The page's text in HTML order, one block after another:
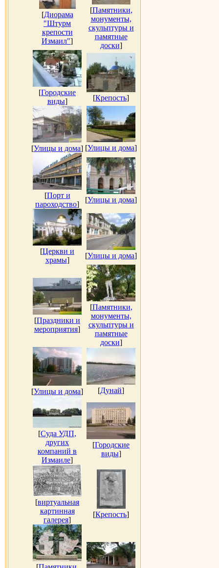
[Диорама
"Штурм
крепости
Измаил"]
[Памятники,
монументы,
скульптуры и
памятные
доски]
[Городские
виды] [Крепость]
[Улицы и дома] [Улицы и дома]
[Порт и
пароходство]
[Улицы и дома]
[Церкви и
храмы]
[Улицы и дома]
[Праздники и
мероприятия]
[Памятники,
монументы,
скульптуры и
памятные
доски]
[Улицы и дома] [Дунай]
[Суда УДП,
других
компаний в
Измаиле]
[Городские
виды]
[виртуальная
картинная
галерея]
[Крепость]